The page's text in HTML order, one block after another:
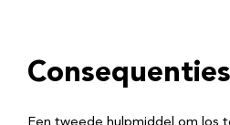
Consequenties